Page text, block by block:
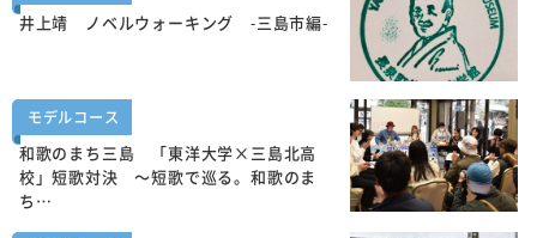
井上靖 ノベルウォーキング -三島市編-
モデルコース
和歌のまち三島 「東洋大学×三島北高
校」短歌対決 ～短歌で巡る。和歌のま
ち…